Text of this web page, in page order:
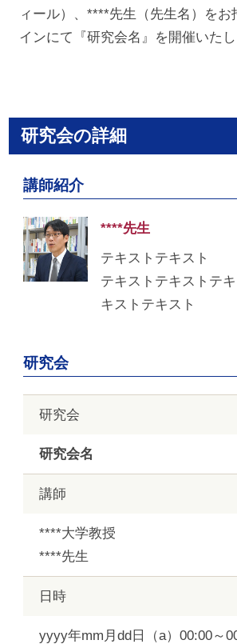
ィール）、****先生（先生名）をお
インにて『研究会名』を開催いたし
研究会の詳細
講師紹介
****先生
テキストテキスト
テキストテキストテ
キストテキスト
研究会
研究会
研究会名
講師
****大学教授
****先生
日時
yyyy年mm月dd日（a）00:00～